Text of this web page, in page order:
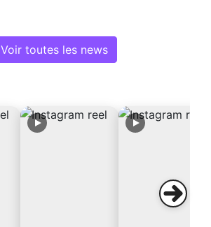
Voir toutes les news